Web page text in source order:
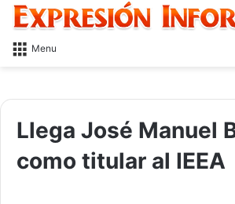
Menu
Llega José Manuel
como titular al IEEA